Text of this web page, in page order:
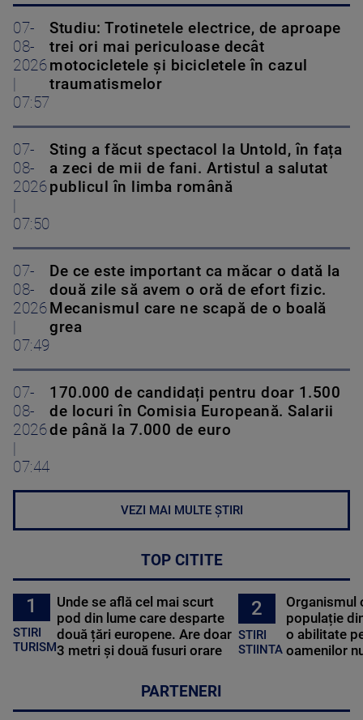
07-
08-
2026
|
07:57
Studiu: Trotinetele electrice, de aproape
trei ori mai periculoase decât
motocicletele și bicicletele în cazul
traumatismelor
07-
08-
2026
|
07:50
Sting a făcut spectacol la Untold, în fața
a zeci de mii de fani. Artistul a salutat
publicul în limba română
07-
08-
2026
|
07:49
De ce este important ca măcar o dată la
două zile să avem o oră de efort fizic.
Mecanismul care ne scapă de o boală
grea
07-
08-
2026
|
07:44
170.000 de candidați pentru doar 1.500
de locuri în Comisia Europeană. Salarii
de până la 7.000 de euro
VEZI MAI MULTE ȘTIRI
TOP CITITE
1
STIRI
TURISM
Unde se află cel mai scurt
pod din lume care desparte
două țări europene. Are doar
3 metri și două fusuri orare
2
STIRI
STIINTA
Organismul
populație
o abilitate
oamenilor
PARTENERI